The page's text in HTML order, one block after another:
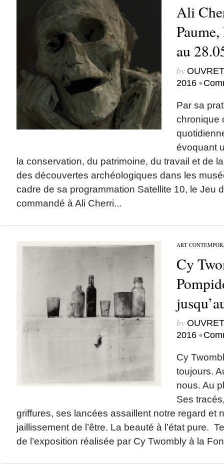
Ali
au
by
2016 •
Par sa
chronique
évoquant
la conservation, du patrimoine, du travail et de
des découvertes archéologiques dans les
cadre de sa programmation Satellite 10, le Jeu
commandé à Ali Cherri...
ART
Cy
by
2016 •
Cy
toujours.
nous. Au
Ses
griffures, ses lancées assaillent notre regard et
jaillissement de l’être. La beauté à l’état pure.
de l’exposition réalisée par Cy Twombly à la